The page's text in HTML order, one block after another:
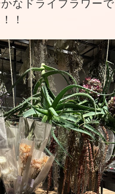
なドライフラワーで
！